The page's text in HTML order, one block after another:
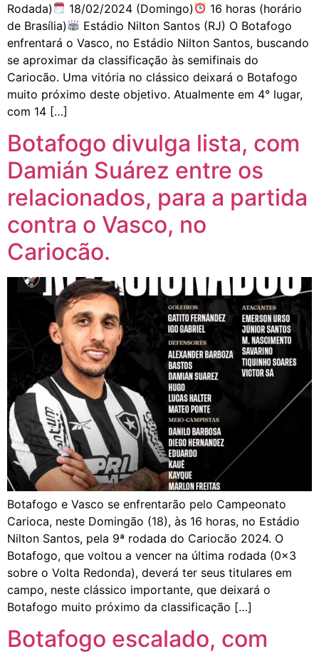
Rodada) 18/02/2024 (Domingo)
16 horas (horário
de Brasília)
Estádio Nilton Santos (RJ) O Botafogo
enfrentará o Vasco, no Estádio Nilton Santos, buscando
se aproximar da classificação às semifinais do
Cariocão. Uma vitória no clássico deixará o Botafogo
muito próximo deste objetivo. Atualmente em 4° lugar,
com 14 […]
Botafogo divulga lista, com
Damián Suárez entre os
relacionados, para a partida
contra o Vasco, no
Cariocão.
Botafogo e Vasco se enfrentarão pelo Campeonato
Carioca, neste Domingão (18), às 16 horas, no Estádio
Nilton Santos, pela 9ª rodada do Cariocão 2024. O
Botafogo, que voltou a vencer na última rodada (0x3
sobre o Volta Redonda), deverá ter seus titulares em
campo, neste clássico importante, que deixará o
Botafogo muito próximo da classificação […]
Botafogo escalado, com